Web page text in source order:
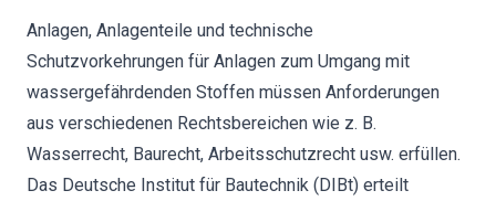
Anlagen, Anlagenteile und technische
Schutzvorkehrungen für Anlagen zum Umgang mit
wassergefährdenden Stoffen müssen Anforderungen
aus verschiedenen Rechtsbereichen wie z. B.
Wasserrecht, Baurecht, Arbeitsschutzrecht usw. erfüllen.
Das Deutsche Institut für Bautechnik (DIBt) erteilt